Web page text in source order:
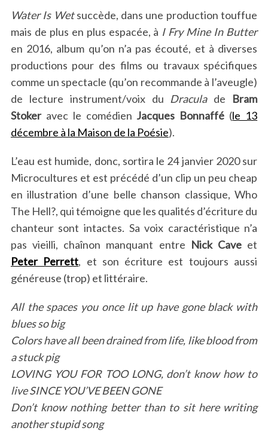
Water Is Wetsuccède, dans une production touffue
mais de plus en plus espacée, à I Fry Mine In Butter
en 2016, album qu’on n’a pas écouté, et à diverses
productions pour des films ou travaux spécifiques
comme un spectacle (qu’on recommande à l’aveugle)
de lecture instrument/voix du Draculade Bram
Stokeravec le comédien Jacques Bonnaffé (le 13
décembre à la Maison de la Poésie).
L’eau est humide, donc, sortira le 24 janvier 2020 sur
Microcultures et est précédé d’un clip un peu cheap
en illustration d’une belle chanson classique, Who
The Hell?, qui témoigne que les qualités d’écriture du
chanteur sont intactes. Sa voix caractéristique n’a
pas vieilli, chaînon manquant entre Nick Caveet
Peter Perrett, et son écriture est toujours aussi
généreuse (trop) et littéraire.
All the spaces you once lit up have gone black with
blues so big
Colors have all been drained from life, like blood from
a stuck pig
LOVING YOU FOR TOO LONG, don’t know how to
live SINCE YOU’VE BEEN GONE
Don’t know nothing better than to sit here writing
another stupid song